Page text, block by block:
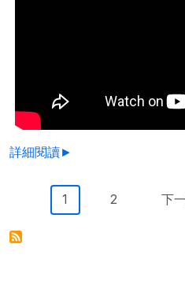
詳細閱讀►
Pagination目前頁面
1 Page
2 下
下